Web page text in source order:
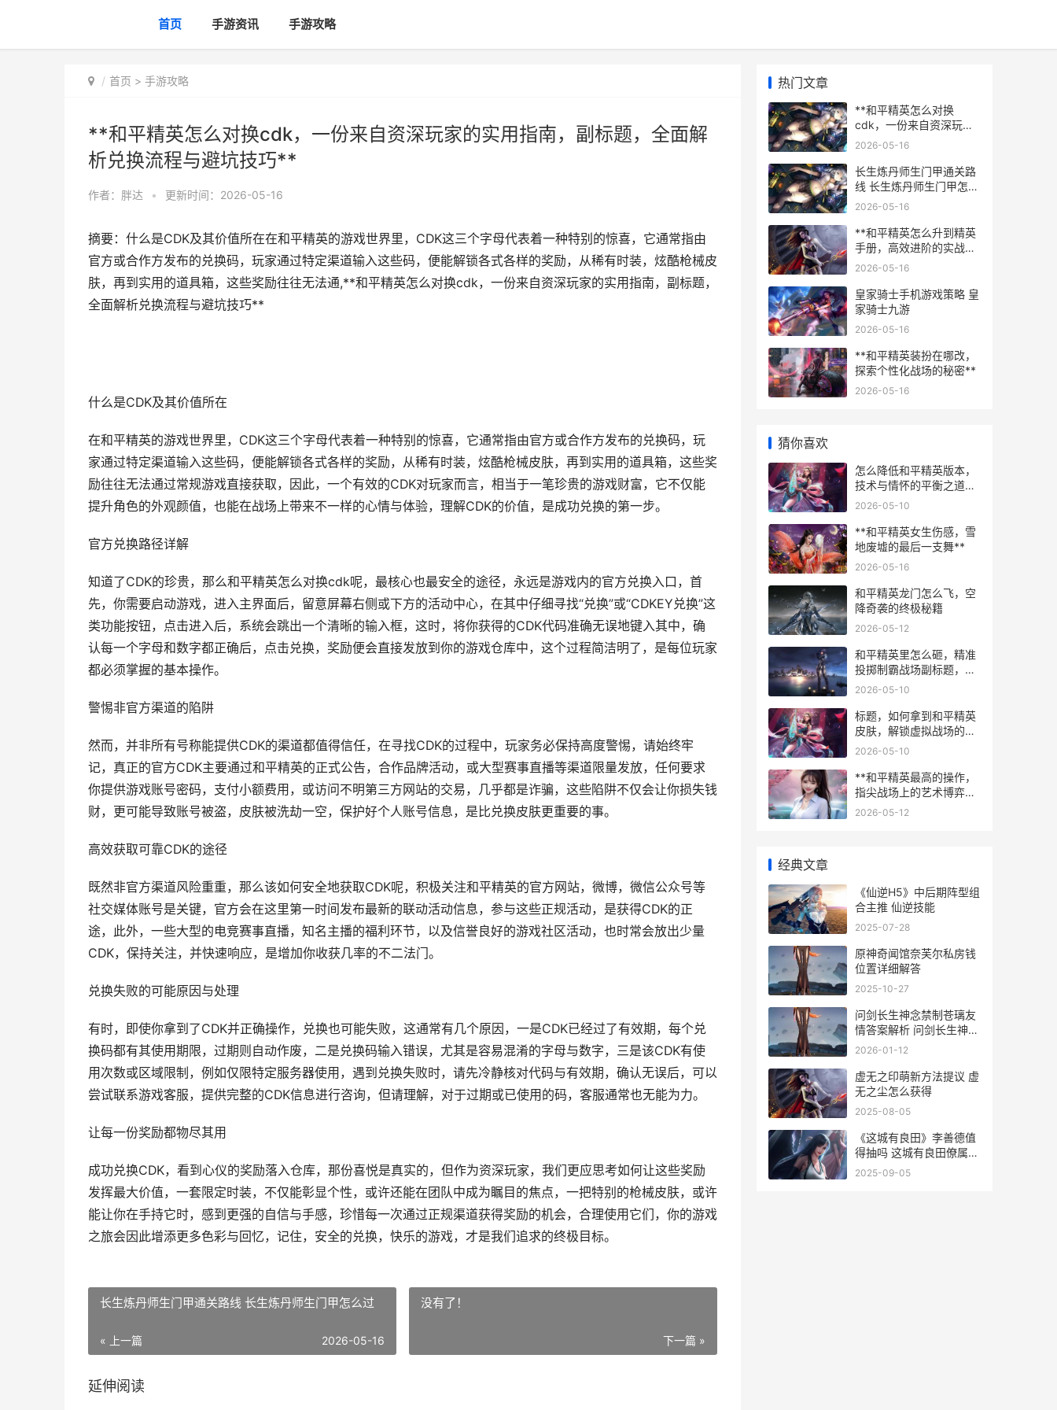
首页 手游资讯 手游攻略
首页 > 手游攻略
**和平精英怎么对换cdk，一份来自资深玩家的实用指南，副标题，全面解
析兑换流程与避坑技巧**
作者： 胖达 • 更新时间：2026-05-16
摘要：什么是CDK及其价值所在在和平精英的游戏世界里，CDK这三个字母代表着一种特别的惊喜，它通常指由
官方或合作方发布的兑换码，玩家通过特定渠道输入这些码，便能解锁各式各样的奖励，从稀有时装，炫酷枪械皮
肤，再到实用的道具箱，这些奖励往往无法通,**和平精英怎么对换cdk，一份来自资深玩家的实用指南，副标题，
全面解析兑换流程与避坑技巧**
什么是CDK及其价值所在
在和平精英的游戏世界里，CDK这三个字母代表着一种特别的惊喜，它通常指由官方或合作方发布的兑换码，玩
家通过特定渠道输入这些码，便能解锁各式各样的奖励，从稀有时装，炫酷枪械皮肤，再到实用的道具箱，这些奖
励往往无法通过常规游戏直接获取，因此，一个有效的CDK对玩家而言，相当于一笔珍贵的游戏财富，它不仅能
提升角色的外观颜值，也能在战场上带来不一样的心情与体验，理解CDK的价值，是成功兑换的第一步。
官方兑换路径详解
知道了CDK的珍贵，那么和平精英怎么对换cdk呢，最核心也最安全的途径，永远是游戏内的官方兑换入口，首
先，你需要启动游戏，进入主界面后，留意屏幕右侧或下方的活动中心，在其中仔细寻找“兑换”或“CDKEY兑换”这
类功能按钮，点击进入后，系统会跳出一个清晰的输入框，这时，将你获得的CDK代码准确无误地键入其中，确
认每一个字母和数字都正确后，点击兑换，奖励便会直接发放到你的游戏仓库中，这个过程简洁明了，是每位玩家
都必须掌握的基本操作。
警惕非官方渠道的陷阱
然而，并非所有号称能提供CDK的渠道都值得信任，在寻找CDK的过程中，玩家务必保持高度警惕，请始终牢
记，真正的官方CDK主要通过和平精英的正式公告，合作品牌活动，或大型赛事直播等渠道限量发放，任何要求
你提供游戏账号密码，支付小额费用，或访问不明第三方网站的交易，几乎都是诈骗，这些陷阱不仅会让你损失钱
财，更可能导致账号被盗，皮肤被洗劫一空，保护好个人账号信息，是比兑换皮肤更重要的事。
高效获取可靠CDK的途径
既然非官方渠道风险重重，那么该如何安全地获取CDK呢，积极关注和平精英的官方网站，微博，微信公众号等
社交媒体账号是关键，官方会在这里第一时间发布最新的联动活动信息，参与这些正规活动，是获得CDK的正
途，此外，一些大型的电竞赛事直播，知名主播的福利环节，以及信誉良好的游戏社区活动，也时常会放出少量
CDK，保持关注，并快速响应，是增加你收获几率的不二法门。
兑换失败的可能原因与处理
有时，即使你拿到了CDK并正确操作，兑换也可能失败，这通常有几个原因，一是CDK已经过了有效期，每个兑
换码都有其使用期限，过期则自动作废，二是兑换码输入错误，尤其是容易混淆的字母与数字，三是该CDK有使
用次数或区域限制，例如仅限特定服务器使用，遇到兑换失败时，请先冷静核对代码与有效期，确认无误后，可以
尝试联系游戏客服，提供完整的CDK信息进行咨询，但请理解，对于过期或已使用的码，客服通常也无能为力。
让每一份奖励都物尽其用
成功兑换CDK，看到心仪的奖励落入仓库，那份喜悦是真实的，但作为资深玩家，我们更应思考如何让这些奖励
发挥最大价值，一套限定时装，不仅能彰显个性，或许还能在团队中成为瞩目的焦点，一把特别的枪械皮肤，或许
能让你在手持它时，感到更强的自信与手感，珍惜每一次通过正规渠道获得奖励的机会，合理使用它们，你的游戏
之旅会因此增添更多色彩与回忆，记住，安全的兑换，快乐的游戏，才是我们追求的终极目标。
长生炼丹师生门甲通关路线 长生炼丹师生门甲怎么过
« 上一篇 2026-05-16
没有了！
下一篇 »
延伸阅读
热门文章
**和平精英怎么对换
cdk，一份来自资深玩家
的实用指南，副标题，全
巧**
2026-05-16
长生炼丹师生门甲通关路
线 长生炼丹师生门甲怎么
过
2026-05-16
**和平精英怎么升到精英
手册，高效进阶的实战心
得**
2026-05-16
皇家骑士手机游戏策略 皇
家骑士九游
2026-05-16
**和平精英装扮在哪改，
探索个性化战场的秘密**
2026-05-16
猜你喜欢
怎么降低和平精英版本，
技术与情怀的平衡之道，
副标题，老玩家的深度思
2026-05-10
**和平精英女生伤感，雪
地废墟的最后一支舞**
2026-05-16
和平精英龙门怎么飞，空
降奇袭的终极秘籍
2026-05-12
和平精英里怎么砸，精准
投掷制霸战场副标题，手
雷艺术与战术革新全解析
2026-05-10
标题，如何拿到和平精英
皮肤，解锁虚拟战场的荣
耀衣装副标题
2026-05-10
**和平精英最高的操作，
指尖战场上的艺术博弈，
副标题，论极致操作与战
2026-05-12
经典文章
《仙逆H5》中后期阵型组
合主推 仙逆技能
2025-07-28
原神奇闻馆奈芙尔私房钱
位置详细解答
2025-10-27
问剑长生神念禁制苍璃友
情答案解析 问剑长生神念
禁制坊市捡漏答案
2026-01-12
虚无之印萌新方法提议 虚
无之尘怎么获得
2025-08-05
《这城有良田》李善德值
得抽吗 这城有良田僚属升
星规则
2025-09-05